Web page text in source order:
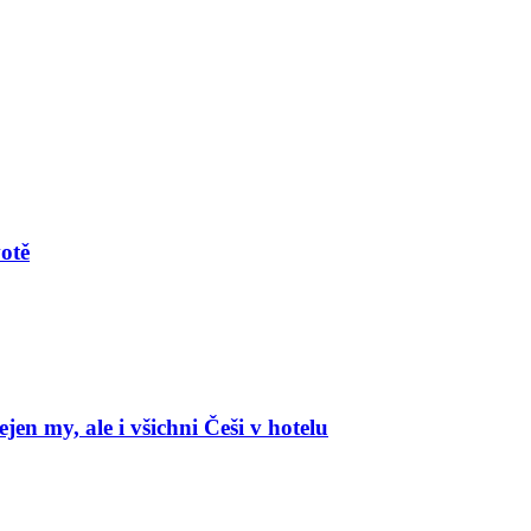
my, ale i všichni Češi v hotelu